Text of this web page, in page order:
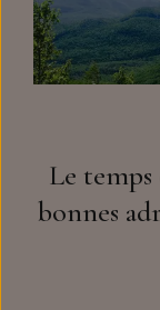
Le temps
bonnes